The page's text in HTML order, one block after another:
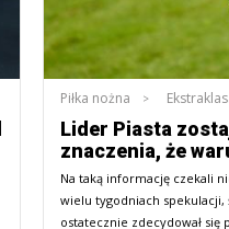
Piłka nożna
Lider Piasta
znaczenia, że
Na taką informację czekali
wielu tygodniach spekulacji,
ostatecznie zdecydował się